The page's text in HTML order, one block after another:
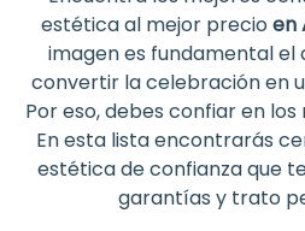
estética al mejor precio en
imagen es fundamental el
convertir la celebración en
Por eso, debes confiar en
En esta lista encontrarás
estética de confianza que
garantías y trato